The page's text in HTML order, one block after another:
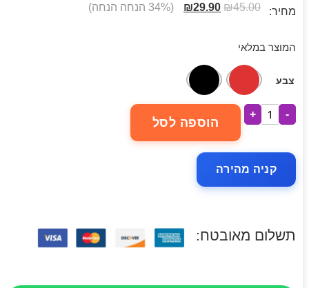
מחיר: ₪45.00
₪29.90 (34% הנחה הנחה)
המוצר במלאי
צבע
-
+
הוספה לסל
קניה מהירה
תשלום מאובטח: